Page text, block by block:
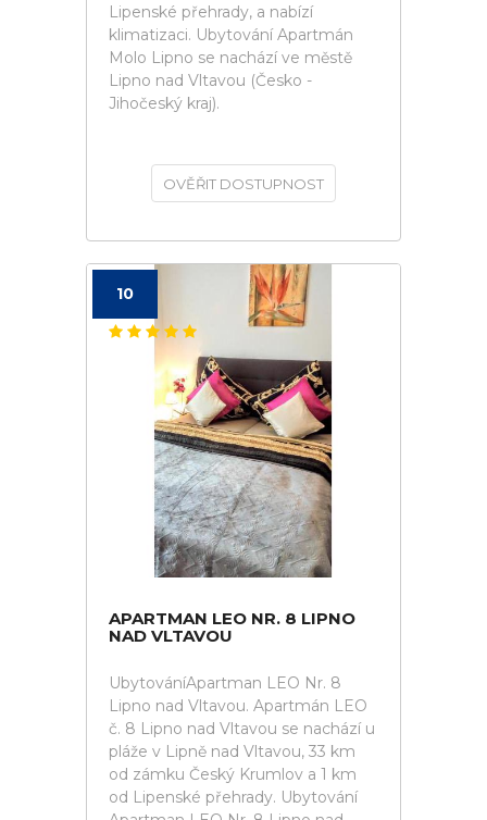
Lipenské přehrady, a nabízí
klimatizaci. Ubytování Apartmán
Molo Lipno se nachází ve městě
Lipno nad Vltavou (Česko -
Jihočeský kraj).
OVĚŘIT DOSTUPNOST
10
APARTMAN LEO NR. 8 LIPNO
NAD VLTAVOU
UbytováníApartman LEO Nr. 8
Lipno nad Vltavou. Apartmán LEO
č. 8 Lipno nad Vltavou se nachází u
pláže v Lipně nad Vltavou, 33 km
od zámku Český Krumlov a 1 km
od Lipenské přehrady. Ubytování